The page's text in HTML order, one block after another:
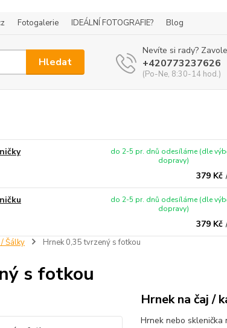
Fotogalerie IDEÁLNÍ FOTOGRAFIE? Blog
Hledat
Nevíte si rady?
+420773237626
(Po-Ne, 8:30-14 hod.)
Šálky Hrnek 0,35 tvrzený s fotkou
s fotkou
Hrnek na čaj /
Hrnek nebo
379 Kč
do 2-5 pr. dnů odesíláme (dle
dopravy)
379 Kč
do 2-5 pr. dnů odesíláme (dle
dopravy)